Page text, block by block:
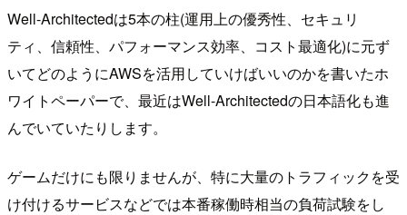
Well-Architectedは5本の柱(運用上の優秀性、セキュリ
ティ、信頼性、パフォーマンス効率、コスト最適化)に元ず
いてどのようにAWSを活用していけばいいのかを書いたホ
ワイトペーパーで、最近はWell-Architectedの日本語化も進
んでいていたりします。
ゲームだけにも限りませんが、特に大量のトラフィックを受
け付けるサービスなどでは本番稼働時相当の負荷試験をし